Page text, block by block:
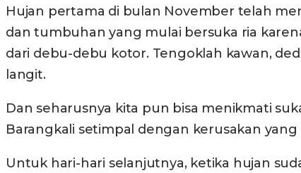
Hujan pertama di bulan November telah
dan tumbuhan yang mulai bersuka ria
dari debu-debu kotor. Tengoklah kawan,
langit.
Dan seharusnya kita pun bisa menikmati
Barangkali setimpal dengan kerusakan
Untuk hari-hari selanjutnya, ketika hujan